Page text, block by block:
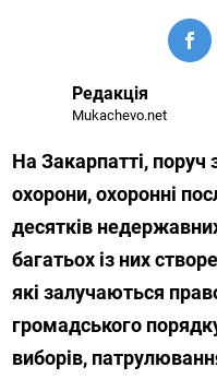
Редакція
Mukachevo.net
На Закарпатті,
охорони, охоронні
десятків
багатьох із них
які залучаються
громадського
виборів,